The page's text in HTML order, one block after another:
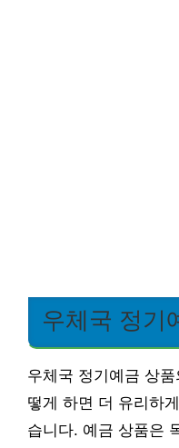
우체국 정기
우체국 정기예금 상
떻게 하면 더 유리하
습니다. 예금 상품은